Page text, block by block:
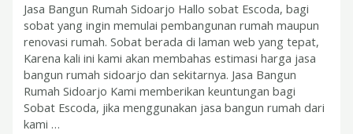
Jasa Bangun Rumah Sidoarjo Hallo sobat Escoda, bagi
sobat yang ingin memulai pembangunan rumah maupun
renovasi rumah. Sobat berada di laman web yang tepat,
Karena kali ini kami akan membahas estimasi harga jasa
bangun rumah sidoarjo dan sekitarnya. Jasa Bangun
Rumah Sidoarjo Kami memberikan keuntungan bagi
Sobat Escoda, jika menggunakan jasa bangun rumah dari
kami …